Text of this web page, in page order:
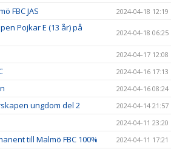
FBC JAS 2024-04-18 12:19
Pojkar E (13 år) på
2024-04-18 06:25
2024-04-17 12:08
2024-04-16 17:13
2024-04-16 08:24
ungdom del 2 2024-04-14 21:57
2024-04-11 23:20
till Malmö FBC 100% 2024-04-11 17:21